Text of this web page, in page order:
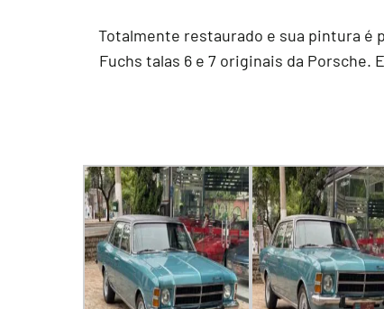
Totalmente restaurado e sua pintura é
Fuchs talas 6 e 7 originais da